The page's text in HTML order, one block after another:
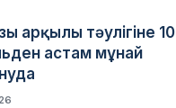
арқылы тәулігіне 10
астам мұнай